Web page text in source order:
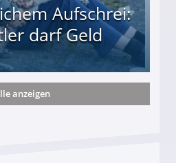
Aufschrei:
darf Geld
anzeigen